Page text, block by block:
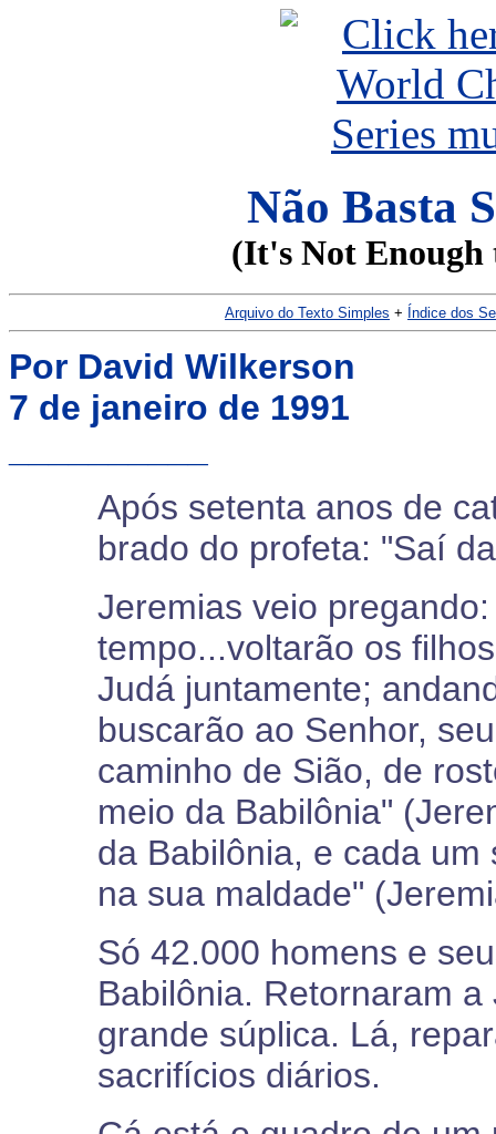
Não Basta
(It's Not
Arquivo do Texto Simples + Índice dos
Por David Wilkerson
7 de janeiro de 1991
Após setenta anos de
brado do profeta: "Saí
Jeremias veio
tempo...voltarão os
Judá juntamente;
buscarão ao Senhor,
caminho de Sião, de
meio da Babilônia"
da Babilônia, e cada
na sua maldade"
Só 42.000 homens e
Babilônia. Retornaram
grande súplica. Lá,
sacrifícios diários.